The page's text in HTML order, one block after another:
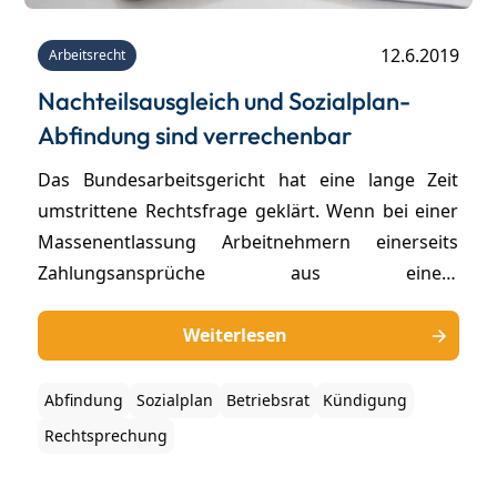
Arbeitsrecht 12.6.2019
Nachteilsausgleich und Sozialplan-
Abfindung sind verrechenbar
Das Bundesarbeitsgericht hat eine lange Zeit
umstrittene Rechtsfrage geklärt. Wenn bei einer
Massenentlassung Arbeitnehmern einerseits
Zahlungsansprüche aus einem
Sozialplan zustehen, war es bisher umstritten, ob
der Arbeitgeber diese Ansprüche verrechnen
kann. Die Erfurter Richter haben diese Frage jetzt
entschieden - zu Gunsten der Arbeitgeber.
Weiterlesen
Abfindung Sozialplan Betriebsrat
Kündigung
Rechtsprechung